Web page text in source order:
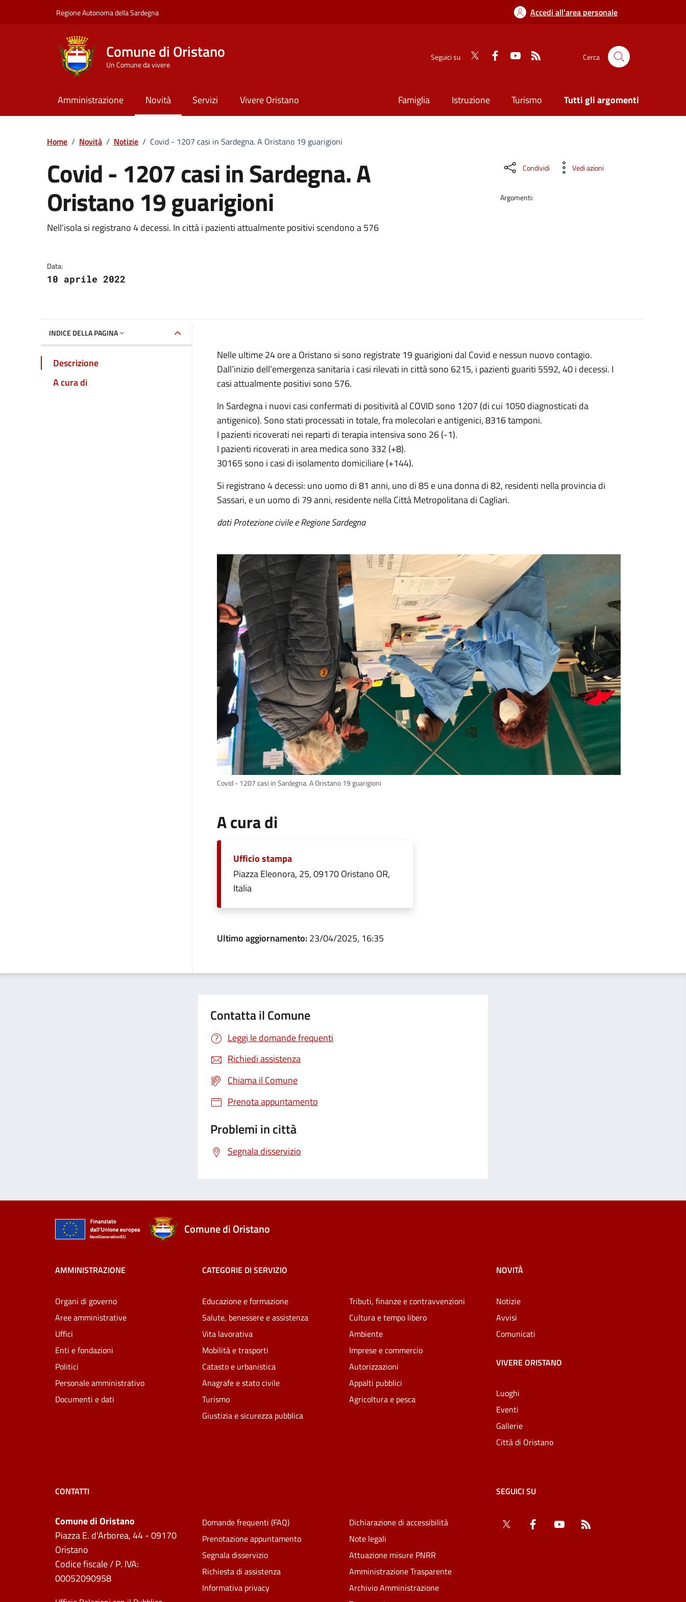
Regione Autonoma della Sardegna Accedi all'area personale
Comune di Oristano
Un Comune da vivere
Seguici su Cerca
Amministrazione Novità Servizi Vivere Oristano Famiglia Istruzione Turismo Tutti gli argomenti
Home / Novità / Notizie / Covid - 1207 casi in Sardegna. A Oristano 19 guarigioni
Covid - 1207 casi in Sardegna. A
Oristano 19 guarigioni
Dettagli della notizia
Nell'isola si registrano 4 decessi. In città i pazienti attualmente positivi scendono a 576
Data:
10 aprile 2022
Condividi Vedi azioni
Argomenti:
INDICE DELLA PAGINA
Descrizione
A cura di
Nelle ultime 24 ore a Oristano si sono registrate 19 guarigioni dal Covid e nessun nuovo contagio.
Dall’inizio dell’emergenza sanitaria i casi rilevati in città sono 6215, i pazienti guariti 5592, 40 i decessi. I
casi attualmente positivi sono 576.
In Sardegna i nuovi casi confermati di positività al COVID sono 1207 (di cui 1050 diagnosticati da
antigenico). Sono stati processati in totale, fra molecolari e antigenici, 8316 tamponi.
I pazienti ricoverati nei reparti di terapia intensiva sono 26 (-1).
I pazienti ricoverati in area medica sono 332 (+8).
30165 sono i casi di isolamento domiciliare (+144).
Si registrano 4 decessi: uno uomo di 81 anni, uno di 85 e una donna di 82, residenti nella provincia di
Sassari, e un uomo di 79 anni, residente nella Città Metropolitana di Cagliari.
dati Protezione civile e Regione Sardegna
Covid - 1207 casi in Sardegna. A Oristano 19 guarigioni
A cura di
Ufficio stampa
Piazza Eleonora, 25, 09170 Oristano OR,
Italia
Ultimo aggiornamento:23/04/2025, 16:35
Contatta il Comune
Leggi le domande frequenti
Richiedi assistenza
Chiama il Comune
Prenota appuntamento
Problemi in città
Segnala disservizio
Comune di Oristano
AMMINISTRAZIONE
Organi di governo
Aree amministrative
Uffici
Enti e fondazioni
Politici
Personale amministrativo
Documenti e dati
CATEGORIE DI SERVIZIO
Educazione e formazione
Salute, benessere e assistenza
Vita lavorativa
Mobilità e trasporti
Catasto e urbanistica
Anagrafe e stato civile
Turismo
Giustizia e sicurezza pubblica
Tributi, finanze e contravvenzioni
Cultura e tempo libero
Ambiente
Imprese e commercio
Autorizzazioni
Appalti pubblici
Agricoltura e pesca
NOVITÀ
Notizie
Avvisi
Comunicati
VIVERE ORISTANO
Luoghi
Eventi
Gallerie
Città di Oristano
CONTATTI
Comune di Oristano
Piazza E. d'Arborea, 44 - 09170
Oristano
Codice fiscale / P. IVA:
00052090958
Domande frequenti (FAQ)
Prenotazione appuntamento
Segnala disservizio
Richiesta di assistenza
Informativa privacy
Dichiarazione di accessibilità
Note legali
Attuazione misure PNRR
Amministrazione Trasparente
Archivio Amministrazione
SEGUICI SU
Twitter Facebook YouTube